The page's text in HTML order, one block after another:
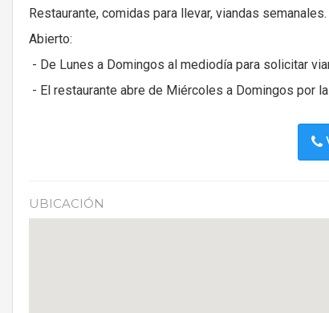
Restaurante, comidas para llevar, viandas semanales.
Abierto:
- De Lunes a Domingos al mediodía para solicitar
- El restaurante abre de Miércoles a Domingos por
UBICACIÓN